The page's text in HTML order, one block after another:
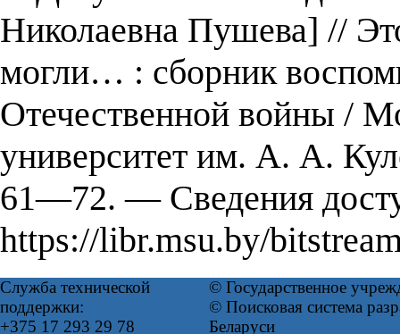
Николаевна Пушева] //
могли… : сборник
Отечественной войны /
университет им. А. А.
61—72. — Сведения
https://libr.msu.by/
Служба технической
поддержки:
+375 17 293 29 78
© Государственное
© Поисковая система
Беларуси